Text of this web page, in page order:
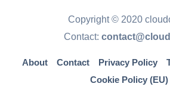
Copyright © 2020
Contact:
About Contact Privacy Policy
Cookie Policy (EU)